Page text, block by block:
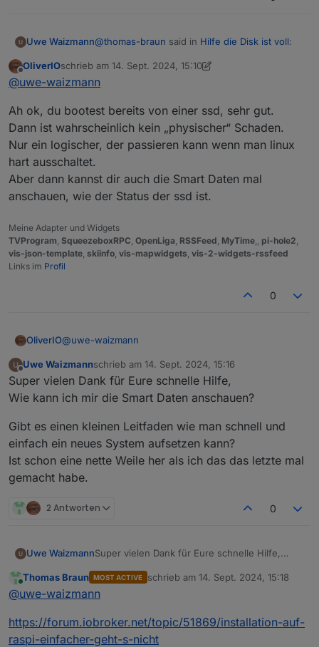
Uwe Waizmann@thomas-braun said in Hilfe die Disk ist voll:
Also Backup von gestern oder
früher?
Von 'vor dem Einschlag im Dateisystem'.
Hab das Problem ja erst heute bemerkt nach
dem Update.
Kann also nicht sagen wann das war,
Sehe gerade, auf der Disk sind 120GB hab ich
warum. war bestimmt damit es auf einer SD
noch Platz hatte.
OliverIOschrieb am 14. Sept. 2024, 15:10
zuletzt editiert von OliverIO
@uwe-waizmann
Ah ok, du bootest bereits von einer ssd, sehr gut.
Dann ist wahrscheinlich kein „physischer“ Schaden.
Nur ein logischer, der passieren kann wenn man linux
hart ausschaltet.
Aber dann kannst dir auch die Smart Daten mal
anschauen, wie der Status der ssd ist.
Meine Adapter und Widgets
TVProgram SqueezeboxRPC OpenLiga RSSFeed MyTime pi-hole2
vis-json-template skiinfo vis-mapwidgets vis-2-widgets-rssfeed
Links im Profil
0
OliverIO@uwe-waizmann
Ah ok, du bootest bereits von einer ssd, sehr gut.
Dann ist wahrscheinlich kein „physischer“ Schaden.
Nur ein logischer, der passieren kann wenn man linux
Aber dann kannst dir auch die Smart Daten mal
Uwe Waizmannschrieb am 14. Sept. 2024, 15:16
zuletzt editiert von
Super vielen Dank für Eure schnelle Hilfe,
Wie kann ich mir die Smart Daten anschauen?
Gibt es einen kleinen Leitfaden wie man schnell und
einfach ein neues System aufsetzen kann?
Ist schon eine nette Weile her als ich das das letzte mal
gemacht habe.
2 Antworten 0
Uwe WaizmannSuper vielen Dank für Eure schnelle Hilfe,
Gibt es einen kleinen Leitfaden wie man
schnell und einfach ein neues System
Ist schon eine nette Weile her als ich das das
letzte mal gemacht habe.
Thomas Braun MOST ACTIVE schrieb am 14. Sept. 2024, 15:18
zuletzt editiert von
@uwe-waizmann
https://forum.iobroker.net/topic/51869/installation-auf-
raspi-einfacher-geht-s-nicht